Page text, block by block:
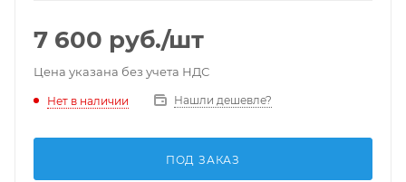
7 600 руб./шт
Цена указана без учета НДС
Нет в наличии Нашли дешевле?
ПОД ЗАКАЗ